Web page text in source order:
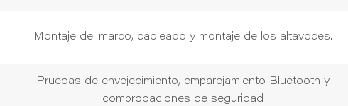
Montaje del marco, cableado y montaje de los altavoces.
Pruebas de envejecimiento, emparejamiento Bluetooth y
comprobaciones de seguridad